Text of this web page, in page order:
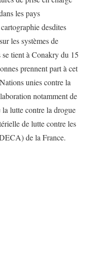
les pays
desdites
les systèmes de
tient à Conakry du 15
prennent part à cet
unies contre la
notamment de
lutte contre la drogue
de lutte contre les
de la France.